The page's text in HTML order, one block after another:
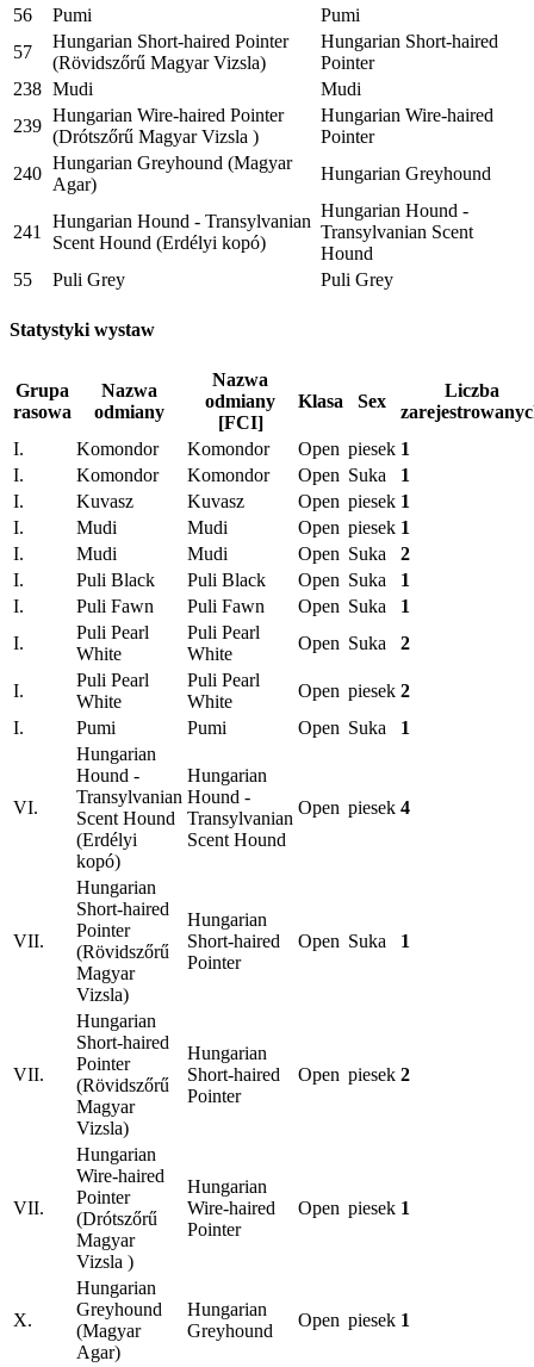
56
Pumi
Pumi
57
Hungarian Short-haired Pointer
(Rövidszőrű Magyar Vizsla)
Hungarian Short-haired
Pointer
238 Mudi
Mudi
239
Hungarian Wire-haired Pointer
(Drótszőrű Magyar Vizsla )
Hungarian Wire-haired
Pointer
240
Hungarian Greyhound (Magyar
Agar)
Hungarian Greyhound
241
Hungarian Hound - Transylvanian
Scent Hound (Erdélyi kopó)
Hungarian Hound -
Transylvanian Scent
Hound
55
Puli Grey Puli Grey
Statystyki wystaw
Grupa
rasowa
Nazwa
odmiany
Nazwa
odmiany
[FCI]
Klasa Sex
Liczba
I.
Komondor Komondor Open piesek 1
I.
Komondor Komondor Open Suka
1
I.
Kuvasz Kuvasz Open piesek 1
I.
Mudi Mudi Open piesek 1
I.
Mudi Mudi Open Suka
2
I.
Puli Black Puli Black Open Suka
1
I.
Puli Fawn Puli Fawn Open Suka
1
I.
Puli Pearl
White
Puli Pearl
White
Open Suka 2
I.
Puli Pearl
White
Puli Pearl
White
Open piesek 2
I.
Pumi Pumi Open Suka 1
VI.
Hungarian
Hound -
Transylvanian
Scent Hound
(Erdélyi
kopó)
Hungarian
Hound -
Transylvanian
Scent Hound
Open piesek 4
VII.
Hungarian
Short-haired
Pointer
(Rövidszőrű
Magyar
Vizsla)
Hungarian
Short-haired
Pointer
Open Suka 1
VII.
Hungarian
Short-haired
Pointer
(Rövidszőrű
Magyar
Vizsla)
Hungarian
Short-haired
Pointer
Open piesek 2
VII.
Hungarian
Wire-haired
Pointer
(Drótszőrű
Magyar
Vizsla )
Hungarian
Wire-haired
Pointer
Open piesek 1
X.
Hungarian
Greyhound
(Magyar
Agar)
Hungarian
Greyhound
Open piesek 1